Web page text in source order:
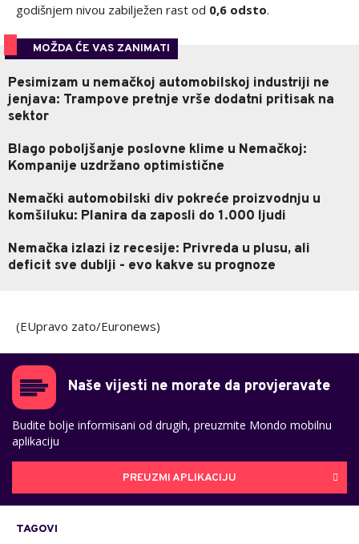
godišnjem nivou zabilježen rast od 0,6 odsto.
MOŽDA ĆE VAS ZANIMATI
Pesimizam u nemačkoj automobilskoj industriji ne
jenjava: Trampove pretnje vrše dodatni pritisak na
sektor
Blago poboljšanje poslovne klime u Nemačkoj:
Kompanije uzdržano optimistične
Nemački automobilski div pokreće proizvodnju u
komšiluku: Planira da zaposli do 1.000 ljudi
Nemačka izlazi iz recesije: Privreda u plusu, ali
deficit sve dublji - evo kakve su prognoze
(EUpravo zato/Euronews)
Naše vijesti ne morate da provjeravate
Budite bolje informisani od drugih, preuzmite Mondo mobilnu
aplikaciju
PREUZMI APLIKACIJU
TAGOVI